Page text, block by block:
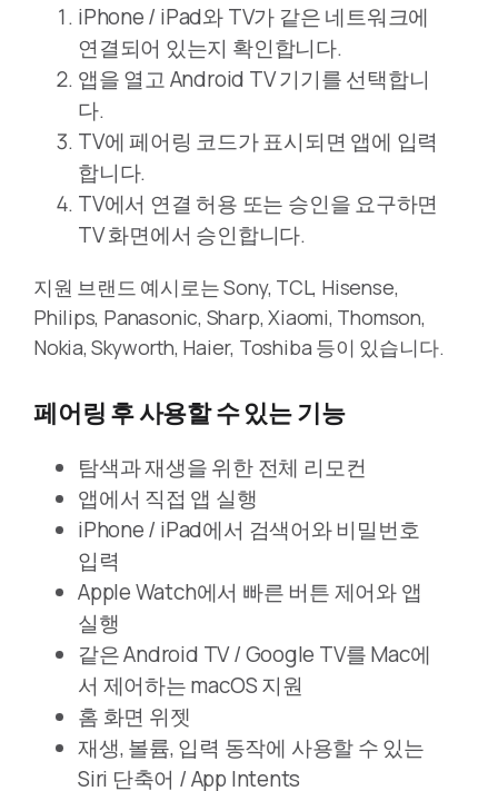
iPhone / iPad와 TV가 같은 네트워크에
연결되어 있는지 확인합니다.
앱을 열고 Android TV 기기를 선택합니
다.
TV에 페어링 코드가 표시되면 앱에 입력
합니다.
TV에서 연결 허용 또는 승인을 요구하면
TV 화면에서 승인합니다.
지원 브랜드 예시로는 Sony, TCL, Hisense,
Philips, Panasonic, Sharp, Xiaomi, Thomson,
Nokia, Skyworth, Haier, Toshiba 등이 있습니다.
페어링 후 사용할 수 있는 기능
탐색과 재생을 위한 전체 리모컨
앱에서 직접 앱 실행
iPhone / iPad에서 검색어와 비밀번호
입력
Apple Watch에서 빠른 버튼 제어와 앱
실행
같은 Android TV / Google TV를 Mac에
서 제어하는 macOS 지원
홈 화면 위젯
재생, 볼륨, 입력 동작에 사용할 수 있는
Siri 단축어 / App Intents